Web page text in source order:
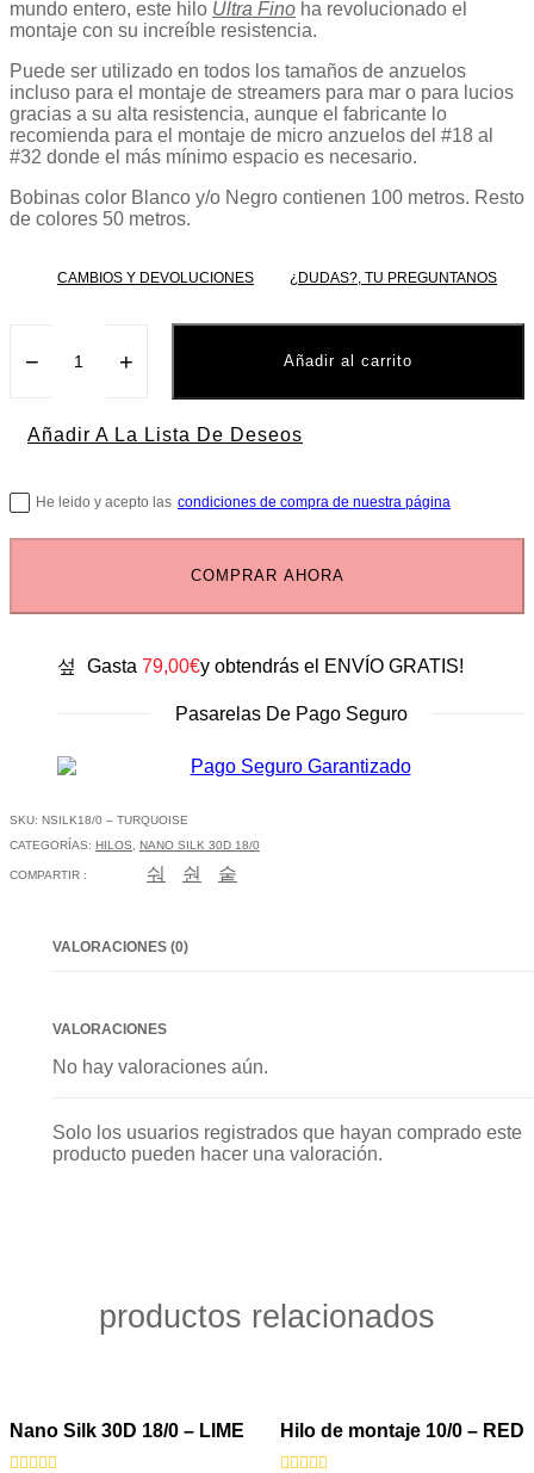
mundo entero, este hilo Ultra Fino ha revolucionado el
montaje con su increíble resistencia.
Puede ser utilizado en todos los tamaños de anzuelos
incluso para el montaje de streamers para mar o para lucios
gracias a su alta resistencia, aunque el fabricante lo
recomienda para el montaje de micro anzuelos del #18 al
#32 donde el más mínimo espacio es necesario.
Bobinas color Blanco y/o Negro contienen 100 metros. Resto
de colores 50 metros.
CAMBIOS Y DEVOLUCIONES ¿DUDAS?, TU PREGUNTANOS
− + Añadir al carrito
Añadir A La Lista De Deseos
He leido y acepto las condiciones de compra de nuestra página
COMPRAR AHORA
Gasta 79,00€y obtendrás el ENVÍO GRATIS!
Pasarelas De Pago Seguro
SKU: NSILK18/0 – TURQUOISE
CATEGORÍAS: HILOS, NANO SILK 30D 18/0
COMPARTIR :
VALORACIONES (0)
VALORACIONES
No hay valoraciones aún.
Solo los usuarios registrados que hayan comprado este
producto pueden hacer una valoración.
productos relacionados
Nano Silk 30D 18/0 – LIME Hilo de montaje 10/0 – RED